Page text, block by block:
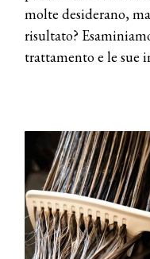
molte desiderano,
risultato?
trattamento e le sue